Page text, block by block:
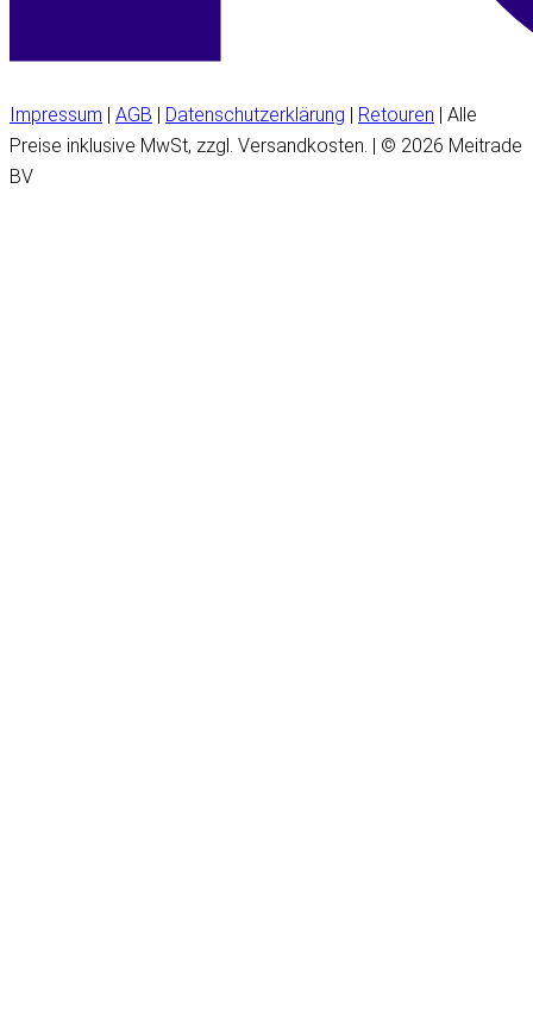
Impressum AGB Datenschutzerklärung Retouren | Alle
Preise inklusive MwSt, zzgl. Versandkosten. | © 2026 Meitrade
BV